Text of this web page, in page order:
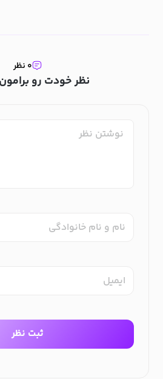
نظر خودت رو
۰ نظر
نام و نام خانوادگی
ایمیل
ثبت نظر